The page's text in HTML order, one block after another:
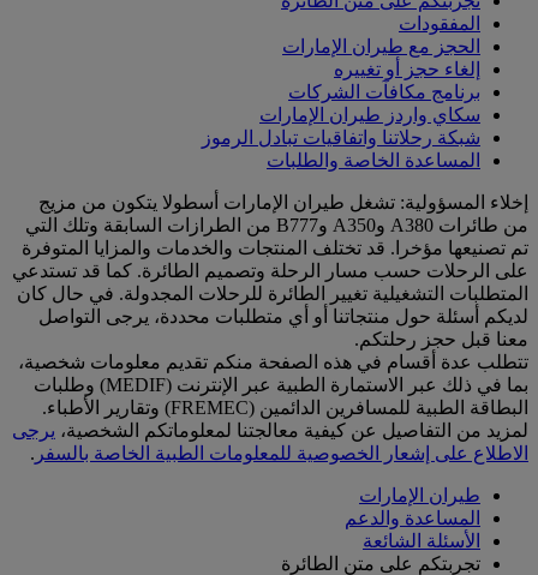
المفقودات
الحجز مع طيران الإمارات
إلغاء حجز أو تغييره
برنامج مكافآت الشركات
سكاي واردز طيران الإمارات
شبكة رحلاتنا واتفاقيات تبادل الرموز
المساعدة الخاصة والطلبات
إخلاء المسؤولية: تشغل طيران الإمارات أسطولا يتكون من مزيج
من طائرات A380 وA350 وB777 من الطرازات السابقة وتلك التي
تم تصنيعها مؤخرا. قد تختلف المنتجات والخدمات والمزايا المتوفرة
على الرحلات حسب مسار الرحلة وتصميم الطائرة. كما قد تستدعي
المتطلبات التشغيلية تغيير الطائرة للرحلات المجدولة. في حال كان
لديكم أسئلة حول منتجاتنا أو أي متطلبات محددة، يرجى التواصل
معنا قبل حجز رحلتكم.
تتطلب عدة أقسام في هذه الصفحة منكم تقديم معلومات شخصية،
بما في ذلك عبر الاستمارة الطبية عبر الإنترنت (MEDIF) وطلبات
البطاقة الطبية للمسافرين الدائمين (FREMEC) وتقارير الأطباء.
لمزيد من التفاصيل عن كيفية معالجتنا لمعلوماتكم الشخصية، يرجى
الاطلاع على إشعار الخصوصية للمعلومات الطبية الخاصة بالسفر .
طيران الإمارات
المساعدة والدعم
الأسئلة الشائعة
تجربتكم على متن الطائرة